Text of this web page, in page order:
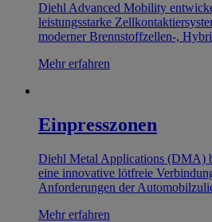
Diehl Advanced Mobility
leistungsstarke
moderner Brennstoffzellen-,
Mehr erfahren
Einpresszonen
Diehl Metal Applications (DMA)
eine innovative lötfreie
Anforderungen der
Mehr erfahren